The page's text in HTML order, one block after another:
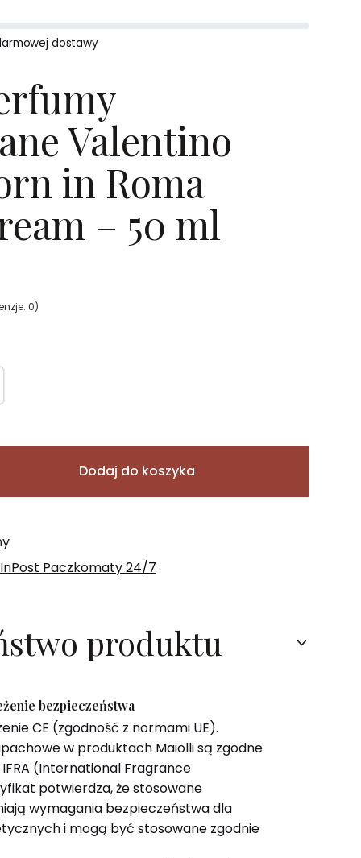
dostawy
Valentino
in Roma
– 50 ml
0)
Dodaj do koszyka
Paczkomaty 24/7
produktu
bezpieczeństwa
CE (zgodność z normami UE).
w produktach Maiolli są zgodne
(International Fragrance
potwierdza, że stosowane
wymagania bezpieczeństwa dla
i mogą być stosowane zgodnie